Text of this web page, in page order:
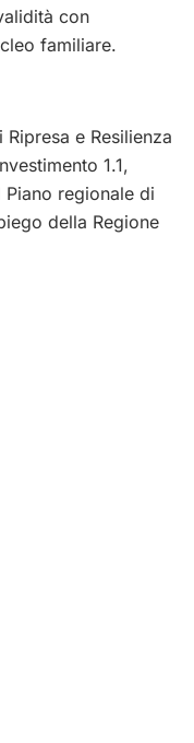
con
familiare.
e Resilienza
1.1,
regionale di
della Regione